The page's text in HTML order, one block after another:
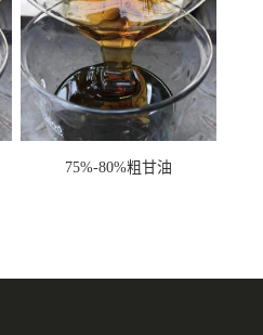
75%-80%粗甘油